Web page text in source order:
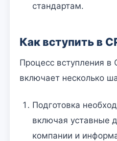
стандартам.
Как вступить в
Процесс вступления
включает несколько
Подготовка
включая уставные
компании и